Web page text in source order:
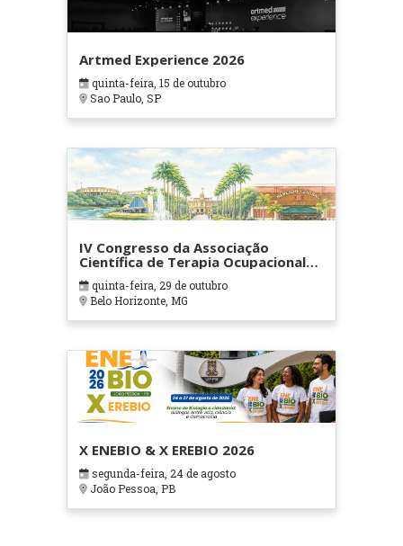
Artmed Experience 2026
quinta-feira, 15 de outubro
Sao Paulo, SP
IV Congresso da Associação
Científica de Terapia Ocupacional
em Contextos Hospitalares e
Cuidados Paliativos - ATOHOSP
quinta-feira, 29 de outubro
Belo Horizonte, MG
X ENEBIO & X EREBIO 2026
segunda-feira, 24 de agosto
João Pessoa, PB